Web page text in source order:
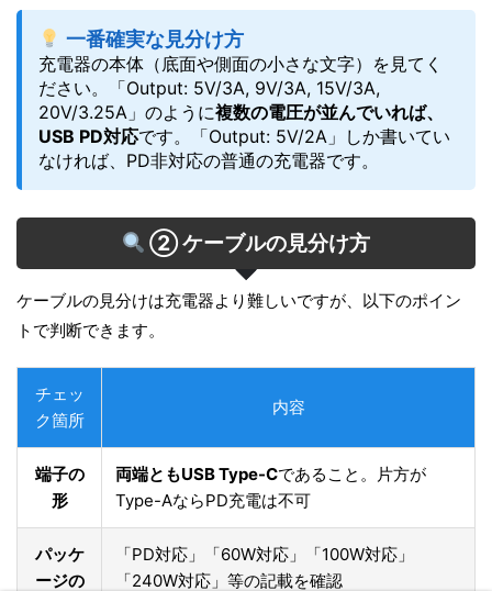
一番確実な見分け方
充電器の本体（底面や側面の小さな文字）を見てく
ださい。「Output: 5V/3A, 9V/3A, 15V/3A,
20V/3.25A」のように複数の電圧が並んでいれば、
USB PD対応です。「Output: 5V/2A」しか書いてい
なければ、PD非対応の普通の充電器です。
② ケーブルの見分け方
ケーブルの見分けは充電器より難しいですが、以下のポイン
トで判断できます。
チェッ
ク箇所
内容
端子の
形
両端ともUSB Type-Cであること。片方が
Type-AならPD充電は不可
パッケ
ージの
「PD対応」「60W対応」「100W対応」
「240W対応」等の記載を確認